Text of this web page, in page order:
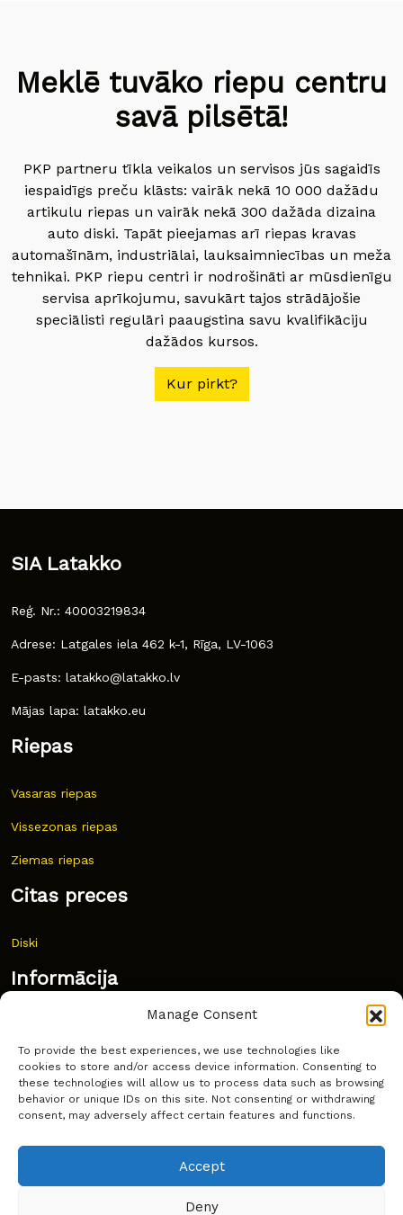
Manage Consent
To provide the best experiences, we use technologies like
cookies to store and/or access device information. Consenting to
these technologies will allow us to process data such as browsing
behavior or unique IDs on this site. Not consenting or withdrawing
consent, may adversely affect certain features and functions.
Accept
Deny
Meklē tuvāko riepu centru
savā pilsētā!
PKP partneru tīkla veikalos un servisos jūs sagaidīs
iespaidīgs preču klāsts: vairāk nekā 10 000 dažādu
artikulu riepas un vairāk nekā 300 dažāda dizaina
auto diski. Tapāt pieejamas arī riepas kravas
automašīnām, industriālai, lauksaimniecības un meža
tehnikai. PKP riepu centri ir nodrošināti ar mūsdienīgu
servisa aprīkojumu, savukārt tajos strādājošie
speciālisti regulāri paaugstina savu kvalifikāciju
dažādos kursos.
Kur pirkt?
SIA Latakko
Reģ. Nr.: 40003219834
Adrese: Latgales iela 462 k-1, Rīga, LV-1063
E-pasts: latakko@latakko.lv
Mājas lapa: latakko.eu
Riepas
Vasaras riepas
Vissezonas riepas
Ziemas riepas
Citas preces
Diski
Informācija
Bieži uzdoti jautājumi
Kur pirkt?
Sīkdatņu politika